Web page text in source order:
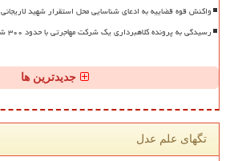
واکنش قوه قضاییه به ادعای شناسایی محل استقرار شهید لاریجانی
رسیدگی به پرونده کلاهبرداری یک شرکت مهاجرتی با حدود ۳۰۰ شاکی در دادسرای تهران
جدیدترین ها
تگهای علم عدل